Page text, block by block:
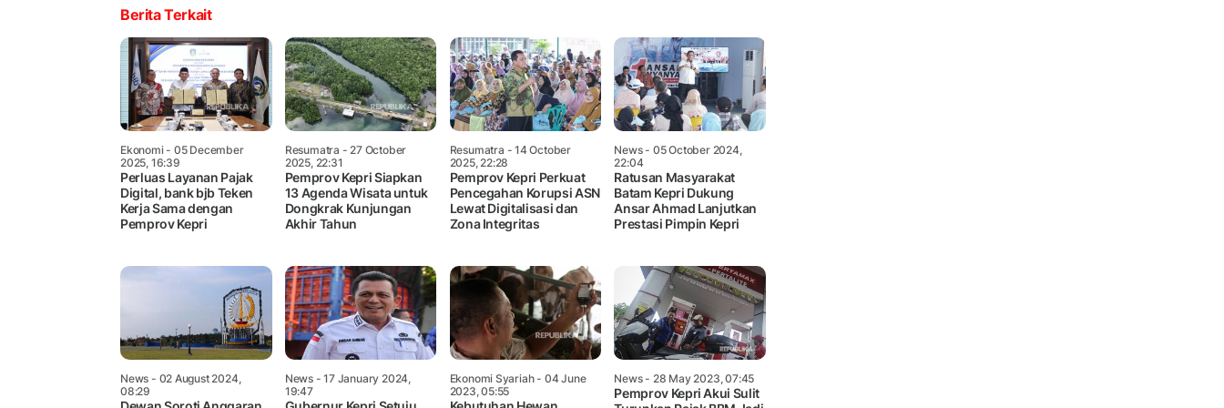
Berita Terkait
Ekonomi- 05 December
2025, 16:39
Perluas Layanan Pajak
Digital, bank bjb Teken
Kerja Sama dengan
Pemprov Kepri
Resumatra - 27 October
2025, 22:31
Pemprov Kepri Siapkan
13 Agenda Wisata untuk
Dongkrak Kunjungan
Akhir Tahun
Resumatra - 14 October
2025, 22:28
Pemprov Kepri Perkuat
Pencegahan Korupsi ASN
Lewat Digitalisasi dan
Zona Integritas
News- 05 October 2024,
22:04
Ratusan Masyarakat
Batam Kepri Dukung
Ansar Ahmad Lanjutkan
Prestasi Pimpin Kepri
News - 02 August 2024,
08:29
News- 17 January 2024,
19:47
Ekonomi Syariah- 04 June
2023, 05:55
News- 28 May 2023, 07:45
Pemprov Kepri Akui Sulit